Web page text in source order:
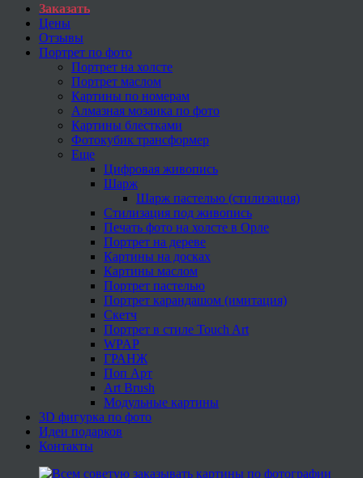
Заказать
Цены
Отзывы
Портрет по фото
Портрет на холсте
Портрет маслом
Картины по номерам
Алмазная мозаика по фото
Картины блестками
Фотокубик трансформер
Еще
Цифровая живопись
Шарж
Шарж пастелью (стилизация)
Стилизация под живопись
Печать фото на холсте в Орле
Портрет на дереве
Картины на досках
Картины маслом
Портрет пастелью
Портрет карандашом (имитация)
Скетч
Портрет в стиле Touch Art
WPAP
ГРАНЖ
Поп Арт
Art Brush
Модульные картины
3D фигурка по фото
Идеи подарков
Контакты